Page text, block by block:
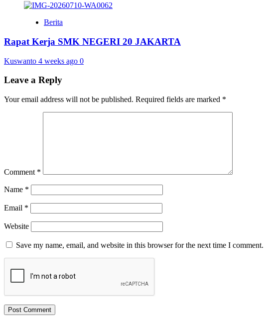
Berita
Rapat Kerja SMK NEGERI 20 JAKARTA
Kuswanto 4 weeks ago 0
Leave a Reply
Your email address will not be published. Required fields are marked *
Comment *
Name *
Email *
Website
Save my name, email, and website in this browser for the next time I comment.